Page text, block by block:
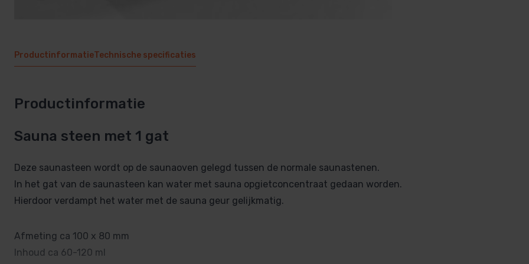
ProductinformatieTechnische specificaties
Productinformatie
Sauna steen met 1 gat
Deze saunasteen wordt op de saunaoven gelegd tussen de normale saunastenen.
In het gat van de saunasteen kan water met sauna opgietconcentraat gedaan worden.
Hierdoor verdampt het water met de sauna geur gelijkmatig.
Afmeting ca 100 x 80 mm
Inhoud ca 60-120 ml